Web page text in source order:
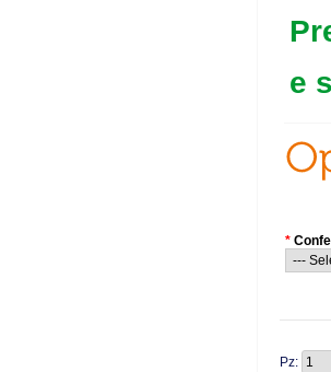
e
*
Pz: